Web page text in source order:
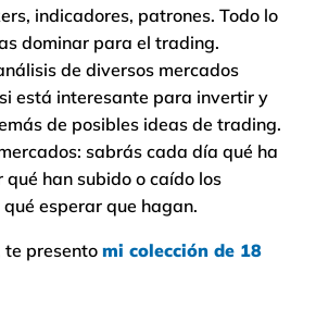
indicadores, patrones. Todo lo
dominar para el trading.
de diversos mercados
está interesante para invertir y
de posibles ideas de trading.
sabrás cada día qué ha
qué han subido o caído los
esperar que hagan.
te presento mi colección de 18